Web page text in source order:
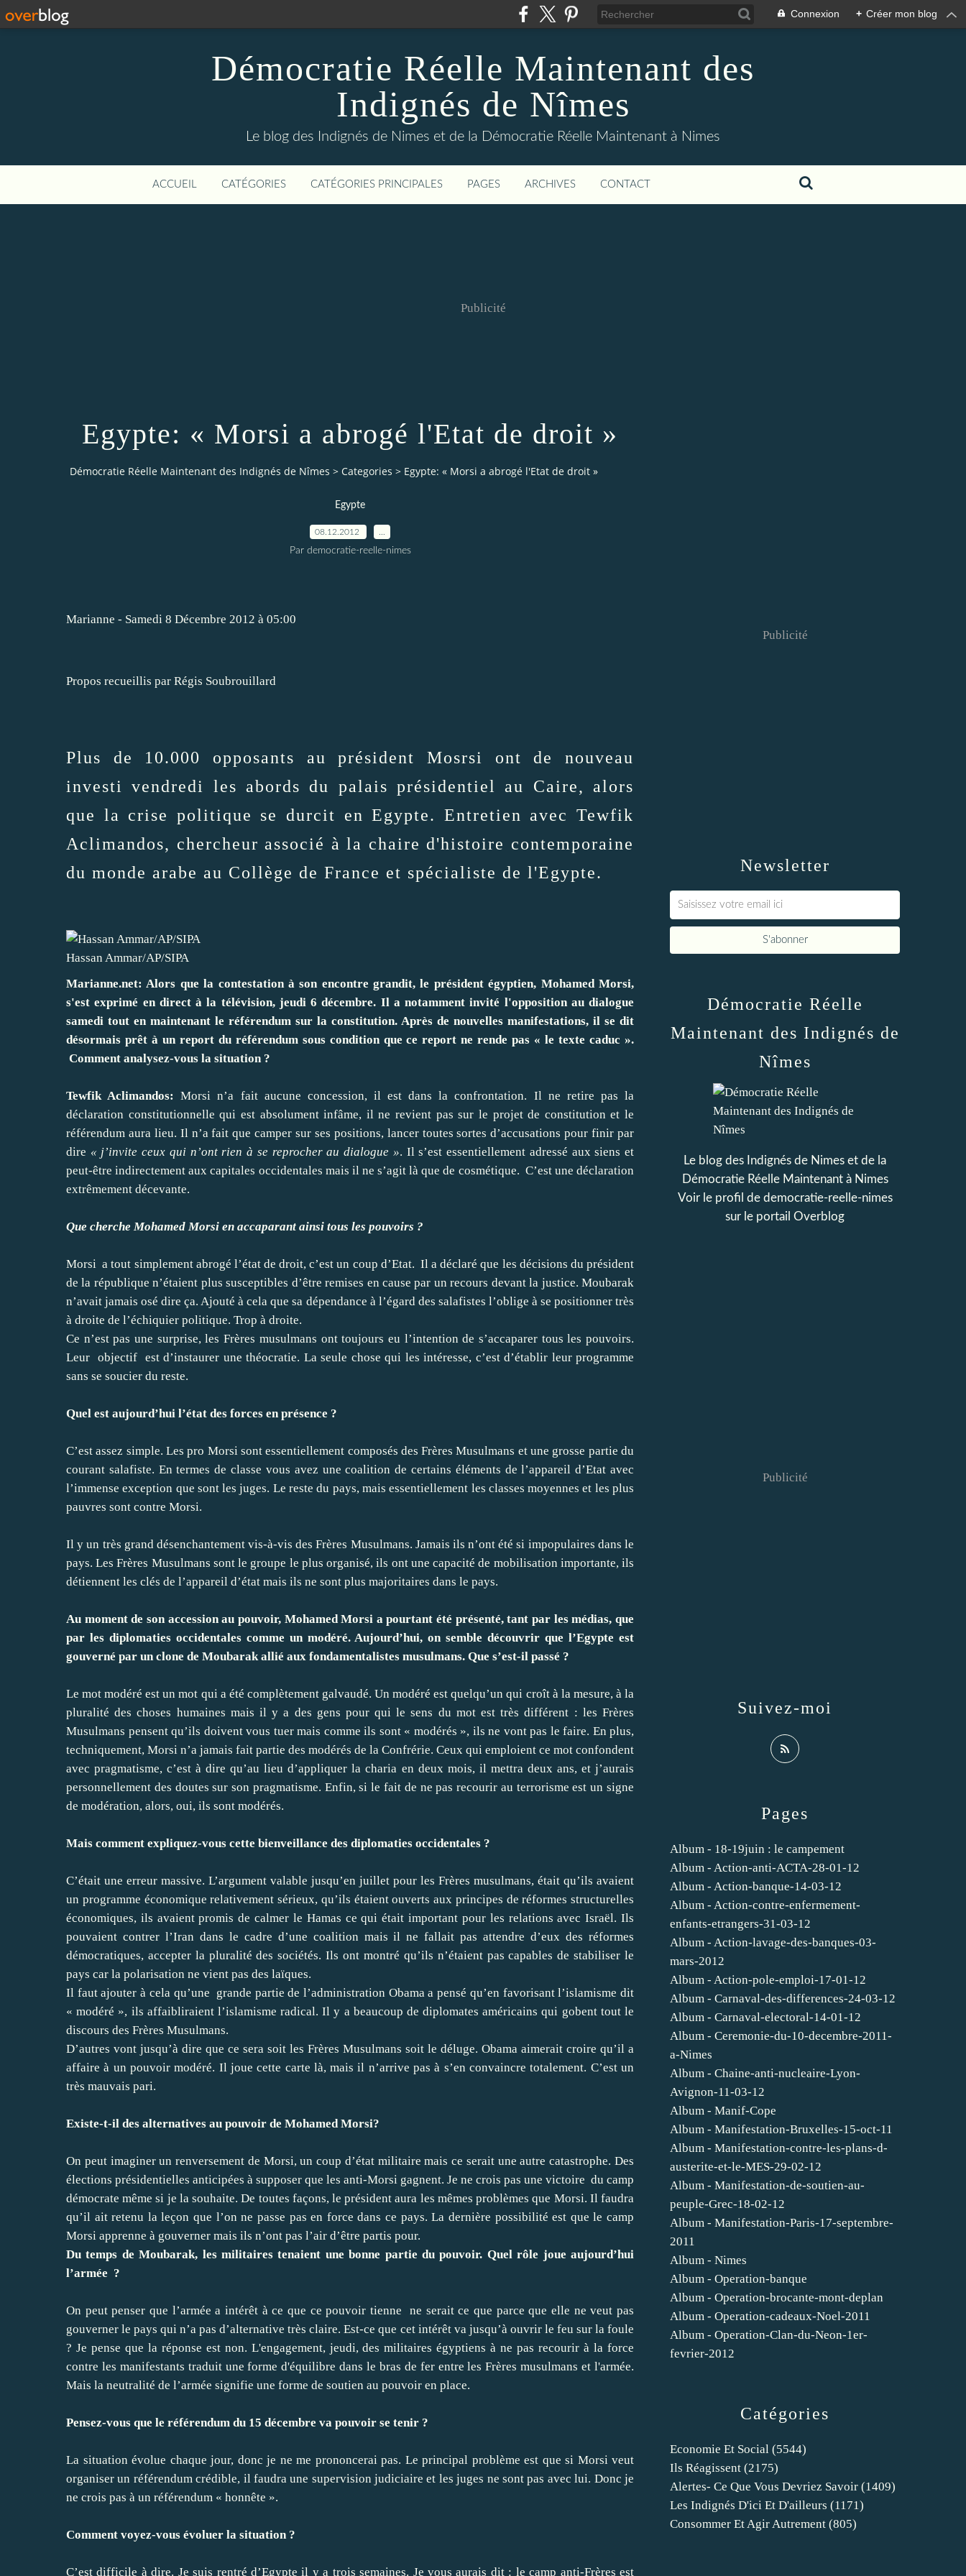
Connexion + Créer mon blog
Démocratie Réelle Maintenant des
Indignés de Nîmes
Le blog des Indignés de Nimes et de la Démocratie Réelle Maintenant à Nimes
ACCUEIL CATÉGORIES CATÉGORIES PRINCIPALES PAGES ARCHIVES CONTACT
Publicité
Egypte: « Morsi a abrogé l'Etat de droit »
Démocratie Réelle Maintenant des Indignés de Nîmes > Categories > Egypte: « Morsi a abrogé l'Etat de droit »
Egypte
08.12.2012
Par democratie-reelle-nimes
Marianne - Samedi 8 Décembre 2012 à 05:00
Propos recueillis par Régis Soubrouillard
Plus de 10.000 opposants au président Mosrsi ont de nouveau
investi vendredi les abords du palais présidentiel au Caire, alors
que la crise politique se durcit en Egypte. Entretien avec Tewfik
Aclimandos, chercheur associé à la chaire d'histoire contemporaine
du monde arabe au Collège de France et spécialiste de l'Egypte.
Hassan Ammar/AP/SIPA
Marianne.net: Alors que la contestation à son encontre grandit, le président égyptien, Mohamed Morsi,
s'est exprimé en direct à la télévision, jeudi 6 décembre. Il a notamment invité l'opposition au dialogue
samedi tout en maintenant le référendum sur la constitution. Après de nouvelles manifestations, il se dit
désormais prêt à un report du référendum sous condition que ce report ne rende pas « le texte caduc ».
Comment analysez-vous la situation ?
Tewfik Aclimandos: Morsi n’a fait aucune concession, il est dans la confrontation. Il ne retire pas la
déclaration constitutionnelle qui est absolument infâme, il ne revient pas sur le projet de constitution et le
référendum aura lieu. Il n’a fait que camper sur ses positions, lancer toutes sortes d’accusations pour finir par
dire « j’invite ceux qui n’ont rien à se reprocher au dialogue ». Il s’est essentiellement adressé aux siens et
peut-être indirectement aux capitales occidentales mais il ne s’agit là que de cosmétique. C’est une déclaration
extrêmement décevante.
Que cherche Mohamed Morsi en accaparant ainsi tous les pouvoirs ?
Morsi a tout simplement abrogé l’état de droit, c’est un coup d’Etat. Il a déclaré que les décisions du président
de la république n’étaient plus susceptibles d’être remises en cause par un recours devant la justice. Moubarak
n’avait jamais osé dire ça. Ajouté à cela que sa dépendance à l’égard des salafistes l’oblige à se positionner très
à droite de l’échiquier politique. Trop à droite.
Ce n’est pas une surprise, les Frères musulmans ont toujours eu l’intention de s’accaparer tous les pouvoirs.
Leur objectif est d’instaurer une théocratie. La seule chose qui les intéresse, c’est d’établir leur programme
sans se soucier du reste.
Quel est aujourd’hui l’état des forces en présence ?
C’est assez simple. Les pro Morsi sont essentiellement composés des Frères Musulmans et une grosse partie du
courant salafiste. En termes de classe vous avez une coalition de certains éléments de l’appareil d’Etat avec
l’immense exception que sont les juges. Le reste du pays, mais essentiellement les classes moyennes et les plus
pauvres sont contre Morsi.
Il y un très grand désenchantement vis-à-vis des Frères Musulmans. Jamais ils n’ont été si impopulaires dans le
pays. Les Frères Musulmans sont le groupe le plus organisé, ils ont une capacité de mobilisation importante, ils
détiennent les clés de l’appareil d’état mais ils ne sont plus majoritaires dans le pays.
Au moment de son accession au pouvoir, Mohamed Morsi a pourtant été présenté, tant par les médias, que
par les diplomaties occidentales comme un modéré. Aujourd’hui, on semble découvrir que l’Egypte est
gouverné par un clone de Moubarak allié aux fondamentalistes musulmans. Que s’est-il passé ?
Le mot modéré est un mot qui a été complètement galvaudé. Un modéré est quelqu’un qui croît à la mesure, à la
pluralité des choses humaines mais il y a des gens pour qui le sens du mot est très différent : les Frères
Musulmans pensent qu’ils doivent vous tuer mais comme ils sont « modérés », ils ne vont pas le faire. En plus,
techniquement, Morsi n’a jamais fait partie des modérés de la Confrérie. Ceux qui emploient ce mot confondent
avec pragmatisme, c’est à dire qu’au lieu d’appliquer la charia en deux mois, il mettra deux ans, et j’aurais
personnellement des doutes sur son pragmatisme. Enfin, si le fait de ne pas recourir au terrorisme est un signe
de modération, alors, oui, ils sont modérés.
Mais comment expliquez-vous cette bienveillance des diplomaties occidentales ?
C’était une erreur massive. L’argument valable jusqu’en juillet pour les Frères musulmans, était qu’ils avaient
un programme économique relativement sérieux, qu’ils étaient ouverts aux principes de réformes structurelles
économiques, ils avaient promis de calmer le Hamas ce qui était important pour les relations avec Israël. Ils
pouvaient contrer l’Iran dans le cadre d’une coalition mais il ne fallait pas attendre d’eux des réformes
démocratiques, accepter la pluralité des sociétés. Ils ont montré qu’ils n’étaient pas capables de stabiliser le
pays car la polarisation ne vient pas des laïques.
Il faut ajouter à cela qu’une grande partie de l’administration Obama a pensé qu’en favorisant l’islamisme dit
« modéré », ils affaibliraient l’islamisme radical. Il y a beaucoup de diplomates américains qui gobent tout le
discours des Frères Musulmans.
D’autres vont jusqu’à dire que ce sera soit les Frères Musulmans soit le déluge. Obama aimerait croire qu’il a
affaire à un pouvoir modéré. Il joue cette carte là, mais il n’arrive pas à s’en convaincre totalement. C’est un
très mauvais pari.
Existe-t-il des alternatives au pouvoir de Mohamed Morsi?
On peut imaginer un renversement de Morsi, un coup d’état militaire mais ce serait une autre catastrophe. Des
élections présidentielles anticipées à supposer que les anti-Morsi gagnent. Je ne crois pas une victoire du camp
démocrate même si je la souhaite. De toutes façons, le président aura les mêmes problèmes que Morsi. Il faudra
qu’il ait retenu la leçon que l’on ne passe pas en force dans ce pays. La dernière possibilité est que le camp
Morsi apprenne à gouverner mais ils n’ont pas l’air d’être partis pour.
Du temps de Moubarak, les militaires tenaient une bonne partie du pouvoir. Quel rôle joue aujourd’hui
l’armée ?
On peut penser que l’armée a intérêt à ce que ce pouvoir tienne ne serait ce que parce que elle ne veut pas
gouverner le pays qui n’a pas d’alternative très claire. Est-ce que cet intérêt va jusqu’à ouvrir le feu sur la foule
? Je pense que la réponse est non. L'engagement, jeudi, des militaires égyptiens à ne pas recourir à la force
contre les manifestants traduit une forme d'équilibre dans le bras de fer entre les Frères musulmans et l'armée.
Mais la neutralité de l’armée signifie une forme de soutien au pouvoir en place.
Pensez-vous que le référendum du 15 décembre va pouvoir se tenir ?
La situation évolue chaque jour, donc je ne me prononcerai pas. Le principal problème est que si Morsi veut
organiser un référendum crédible, il faudra une supervision judiciaire et les juges ne sont pas avec lui. Donc je
ne crois pas à un référendum « honnête ».
Comment voyez-vous évoluer la situation ?
C’est difficile à dire. Je suis rentré d’Egypte il y a trois semaines. Je vous aurais dit : le camp anti-Frères est
Newsletter
Publicité
Catégories
Economie Et Social (5544)
Ils Réagissent (2175)
Alertes- Ce Que Vous Devriez Savoir (1409)
Les Indignés D'ici Et D'ailleurs (1171)
Consommer Et Agir Autrement (805)
Pages
Album - 18-19juin : le campement
Album - Action-anti-ACTA-28-01-12
Album - Action-banque-14-03-12
Album - Action-contre-enfermement-
enfants-etrangers-31-03-12
Album - Action-lavage-des-banques-03-
mars-2012
Album - Action-pole-emploi-17-01-12
Album - Carnaval-des-differences-24-03-12
Album - Carnaval-electoral-14-01-12
Album - Ceremonie-du-10-decembre-2011-
a-Nimes
Album - Chaine-anti-nucleaire-Lyon-
Avignon-11-03-12
Album - Manif-Cope
Album - Manifestation-Bruxelles-15-oct-11
Album - Manifestation-contre-les-plans-d-
austerite-et-le-MES-29-02-12
Album - Manifestation-de-soutien-au-
peuple-Grec-18-02-12
Album - Manifestation-Paris-17-septembre-
2011
Album - Nimes
Album - Operation-banque
Album - Operation-brocante-mont-deplan
Album - Operation-cadeaux-Noel-2011
Album - Operation-Clan-du-Neon-1er-
fevrier-2012
Démocratie Réelle
Maintenant des Indignés de
Nîmes
Le blog des Indignés de Nimes et de la
Démocratie Réelle Maintenant à Nimes
Voir le profil de democratie-reelle-nimes
sur le portail Overblog
Suivez-moi
Publicité